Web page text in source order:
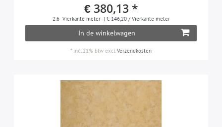
€ 380,13 *
2.6 Vierkante meter | € 146,20 / Vierkante meter
In de winkelwagen
* incl.21% btw excl.Verzendkosten